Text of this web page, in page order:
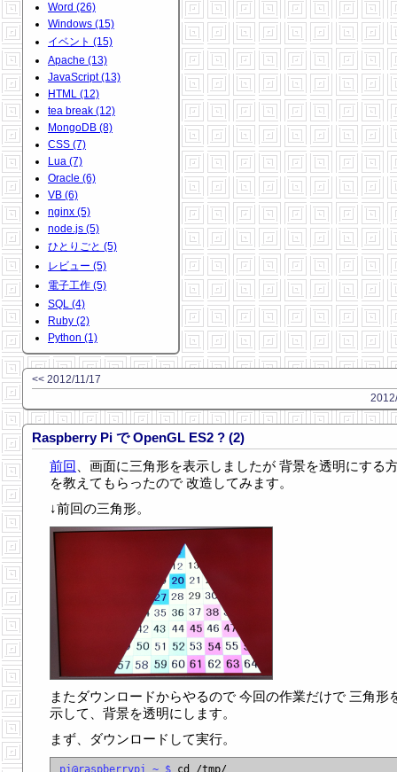
Word (26)
Windows (15)
イベント (15)
Apache (13)
JavaScript (13)
HTML (12)
tea break (12)
MongoDB (8)
CSS (7)
Lua (7)
Oracle (6)
VB (6)
nginx (5)
node.js (5)
ひとりごと (5)
レビュー (5)
電子工作 (5)
SQL (4)
Ruby (2)
Python (1)
<< 2012/11/17
Raspberry Pi で OpenGL ES2 ? (2)
前回 、画面に三角形を表示しましたが 背景を透明にする
を教えてもらったので 改造してみます。
↓前回の三角形。
またダウンロードからやるので 今回の作業だけで 三角形
示して、背景を透明にします。
まず、ダウンロードして実行。
pi@raspberrypi ~ $